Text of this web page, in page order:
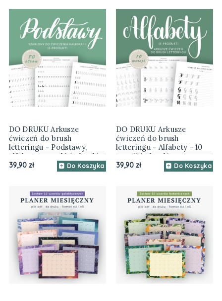
DO DRUKU Arkusze
ćwiczeń do brush
letteringu - Podstawy,
alfabet, wprawki (e-book)
39,90 zł Do Koszyka
DO DRUKU Arkusze
ćwiczeń do brush
letteringu - Alfabety - 10
wersji (e-book)
39,90 zł Do Koszyka